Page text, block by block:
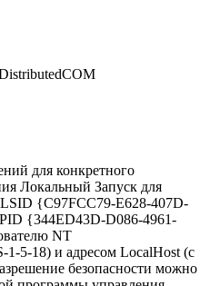
для конкретного
Локальный Запуск для
{C97FCC79-E628-407D-
{344ED43D-D086-4961-
NT
5-18) и адресом LocalHost (с
безопасности можно